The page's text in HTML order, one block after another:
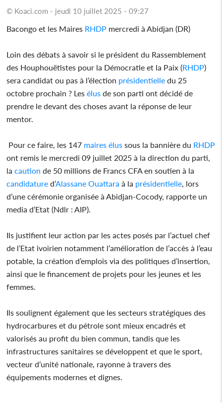
© Koaci.com - jeudi 10 juillet 2025 - 09:27
Bacongo et les Maires RHDP mercredi à Abidjan (DR)
Loin des débats à savoir si le président du Rassemblement
des Houphouëtistes pour la Démocratie et la Paix (RHDP)
sera candidat ou pas à l’élection présidentielle du 25
octobre prochain ? Lesélus de son parti ont décidé de
prendre le devant des choses avant la réponse de leur
mentor.
Pour ce faire, les 147 maires élus sous la bannière du RHDP
ont remis le mercredi 09 juillet 2025 à la direction du parti,
lacaution de 50 millions de Francs CFA en soutien à la
candidature d’Alassane Ouattara à la présidentielle , lors
d’une cérémonie organisée à Abidjan-Cocody, rapporte un
media d’Etat (Ndlr : AIP).
Ils justifient leur action par les actes posés par l’actuel chef
de l’Etat ivoirien notamment l’amélioration de l’accès à l’eau
potable, la création d’emplois via des politiques d’insertion,
ainsi que le financement de projets pour les jeunes et les
femmes.
Ils soulignent également que les secteurs stratégiques des
hydrocarbures et du pétrole sont mieux encadrés et
valorisés au profit du bien commun, tandis que les
infrastructures sanitaires se développent et que le sport,
vecteur d’unité nationale, rayonne à travers des
équipements modernes et dignes.